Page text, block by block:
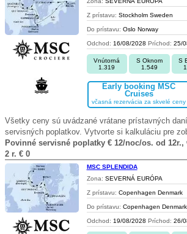
Z prístavu: Stockholm Sweden
Do prístavu: Oslo Norway
Odchod: 16/08/2028 Príchod: 25/
Vnútorná
1.319
S Oknom
1.549
S
Early booking MSC
Cruises
včasná rezervácia za skvelé ceny
Všetky ceny sú uvádzané vrátane prístavných
servisných poplatkov. Vytvorte si kalkuláciu pre
Povinné servisné poplatky € 12/noc/os. od 12r.,
2 r. € 0
MSC SPLENDIDA
Zona: SEVERNÁ EURÓPA
Z prístavu: Copenhagen Denmark
Do prístavu: Copenhagen Denmark
Odchod: 19/08/2028 Príchod: 26/